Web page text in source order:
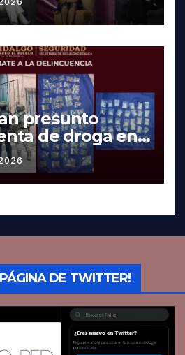
presunto
de droga en
dos detenidos
DE TWITTER!